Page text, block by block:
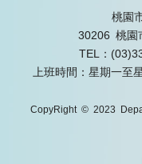
桃園
30206 桃園
TEL：
上班時間：星期一
CopyRight © 2023